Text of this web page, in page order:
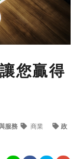
您贏得
服務 商業 政